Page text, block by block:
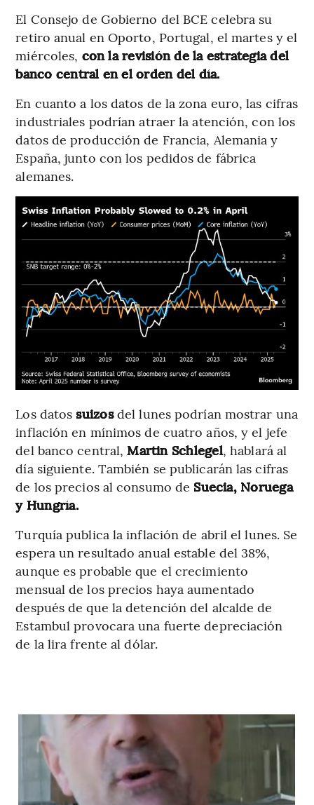
El Consejo de Gobierno del BCE celebra su
retiro anual en Oporto, Portugal, el martes y el
miércoles, con la revisión de la estrategia del
banco central en el orden del día.
En cuanto a los datos de la zona euro, las cifras
industriales podrían atraer la atención, con los
datos de producción de Francia, Alemania y
España, junto con los pedidos de fábrica
alemanes.
Los datossuizosdel lunes podrían mostrar una
inflación en mínimos de cuatro años, y el jefe
del banco central,Martin Schlegel, hablará al
día siguiente. También se publicarán las cifras
de los precios al consumo de Suecia, Noruega
y Hungría.
Turquía publica la inflación de abril el lunes. Se
espera un resultado anual estable del 38%,
aunque es probable que el crecimiento
mensual de los precios haya aumentado
después de que la detención del alcalde de
Estambul provocara una fuerte depreciación
de la lira frente al dólar.